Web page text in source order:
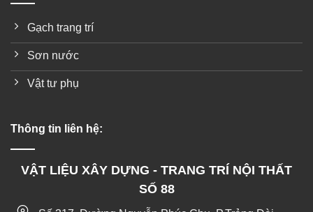
Gạch trang trí
Sơn nước
Vật tư phụ
Thông tin liên hệ:
VẬT LIỆU XÂY DỰNG - TRANG TRÍ NỘI THẤT
SỐ 88